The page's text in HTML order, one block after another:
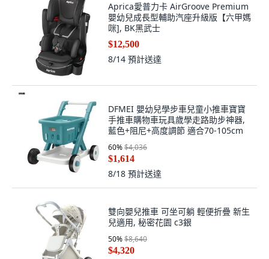
Aprica愛普力卡 AirGroove Premium
嬰幼兒成長型輔助汽座升級版【六甲媽
咪], BK黑武士
$12,500
8/14 預計送達
DFMEI 嬰幼兒學步車兒童小推車寶寶
手推車購物車玩具歲學走路助步神器,
藍色+阻尼+高度調節 適合70-105cm
60%$4,036
$1,614
8/18 預計送達
雙向嬰兒推車 可坐可躺 輕便折疊 新生
兒適用, 秘密花園 c3銀
50%$8,640
$4,320